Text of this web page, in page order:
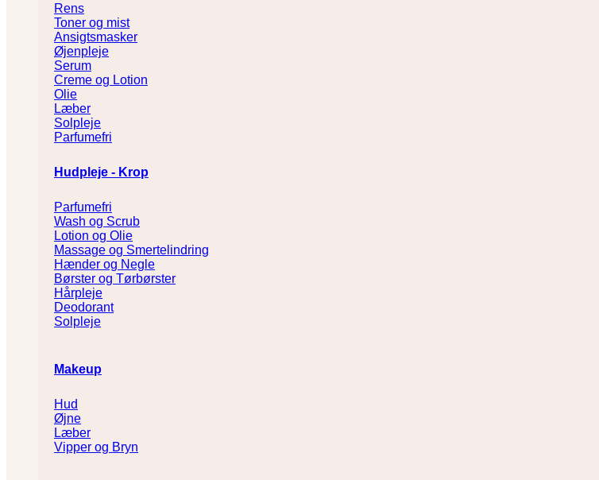
Rens
Toner og mist
Ansigtsmasker
Øjenpleje
Serum
Creme og Lotion
Olie
Læber
Solpleje
Parfumefri
Hudpleje - Krop
Parfumefri
Wash og Scrub
Lotion og Olie
Massage og Smertelindring
Hænder og Negle
Børster og Tørbørster
Hårpleje
Deodorant
Solpleje
Makeup
Hud
Øjne
Læber
Vipper og Bryn